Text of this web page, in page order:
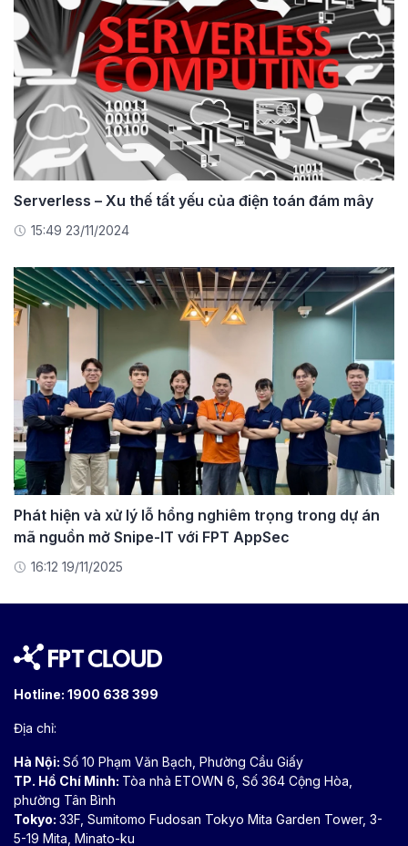
Serverless – Xu thế tất yếu của điện toán đám mây
15:49 23/11/2024
Phát hiện và xử lý lỗ hổng nghiêm trọng trong dự án
mã nguồn mở Snipe-IT với FPT AppSec
16:12 19/11/2025
Hotline: 1900 638 399
Địa chỉ:
Hà Nội: Số 10 Phạm Văn Bạch, Phường Cầu Giấy
TP. Hồ Chí Minh: Tòa nhà ETOWN 6, Số 364 Cộng Hòa,
phường Tân Bình
Tokyo: 33F, Sumitomo Fudosan Tokyo Mita Garden Tower, 3-
5-19 Mita, Minato-ku